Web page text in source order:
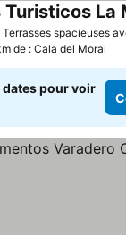
Terrasses spacieuses
La
de : Cala del Moral
pour voir